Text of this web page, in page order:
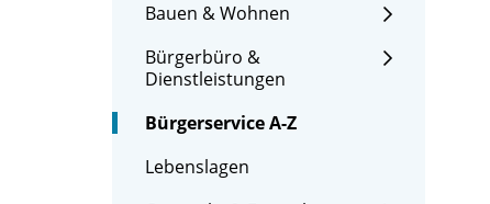
Bauen & Wohnen
Bürgerbüro &
Dienstleistungen
Bürgerservice A-Z
Lebenslagen